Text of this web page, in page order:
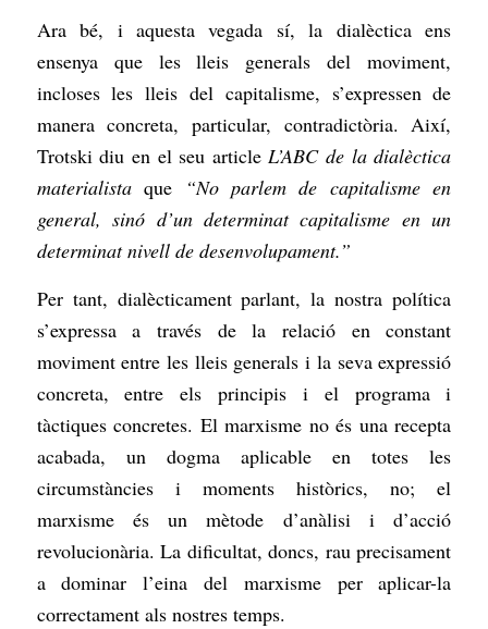
Ara bé, i aquesta vegada sí, la dialèctica ens
ensenya que les lleis generals del moviment,
incloses les lleis del capitalisme, s’expressen de
manera concreta, particular, contradictòria. Així,
Trotski diu en el seu articleL’ABC de la dialèctica
materialistaque
“No parlem de capitalisme en
general, sinó d’un determinat capitalisme en un
determinat nivell de desenvolupament.”
Per tant, dialècticament parlant, la nostra política
s’expressa a través de la relació en constant
moviment entre les lleis generals i la seva expressió
concreta, entre els principis i el programa i
tàctiques concretes. El marxisme no és una recepta
acabada, un dogma aplicable en totes les
circumstàncies i moments històrics, no; el
marxisme és un mètode d’anàlisi i d’acció
revolucionària. La dificultat, doncs, rau precisament
a dominar l’eina del marxisme per aplicar-la
correctament als nostres temps.